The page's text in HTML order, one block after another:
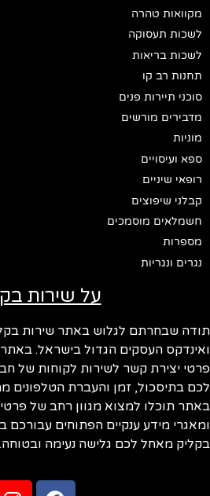
מקוואות טהרה
לשכות תעסוקה
לשכות בריאות
תחנות רב קו
סוכני תיירות פנים
מדבירים מורשים
מוניות
ספא ועיסויים
רופאי שיניים
קבלני שיפוצים
חשמלאים מוסמכים
מספרות
נגרים ונגריות
על שירות
תודה שבחרתם לגלוש באתר שירות
ואינדקס העסקים הגדול בישראל.
פרטי יצירת קשר לשירות לקוחות של
לכם בתיסכול, זמן והעברת הטלפונים
באתר תוכלו למצוא מגוון רחב של
ומאגרי מידע ענקיים הפתוחים עבורכם
בקליק מאחל לכם גלישה נעימה ובטוחה.